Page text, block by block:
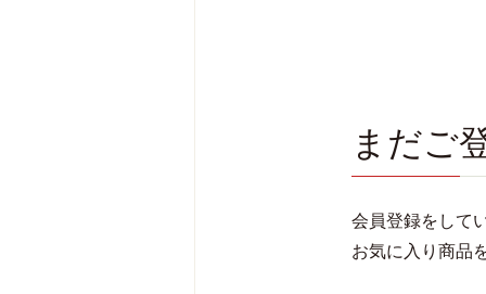
まだご
会員登録をして
お気に入り商品